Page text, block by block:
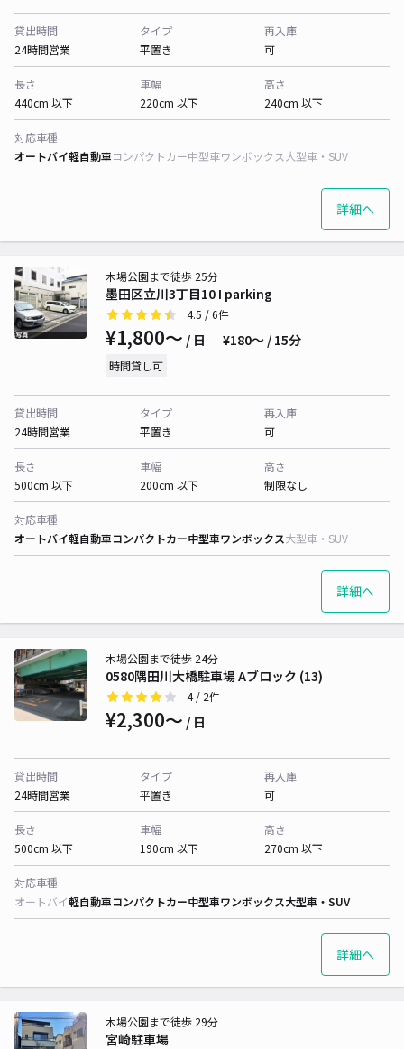
貸出時間
24時間営業
タイプ
平置き
再入庫
可
長さ
440cm 以下
車幅
220cm 以下
高さ
240cm 以下
対応車種
オートバイ軽自動車コンパクトカー中型車ワンボックス大型車・SUV
詳細へ
墨田区立川3丁目10 I parking
木場公園まで徒歩 25分
4.5 / 6件
¥1,800〜 / 日 ¥180〜 / 15分
時間貸し可
貸出時間
24時間営業
タイプ
平置き
再入庫
可
長さ
500cm 以下
車幅
200cm 以下
高さ
制限なし
対応車種
オートバイ軽自動車コンパクトカー中型車ワンボックス大型車・SUV
詳細へ
0580隅田川大橋駐車場 Aブロック (13)
木場公園まで徒歩 24分
4/ 2件
¥2,300〜 / 日
貸出時間
24時間営業
タイプ
平置き
再入庫
可
長さ
500cm 以下
車幅
190cm 以下
高さ
270cm 以下
対応車種
オートバイ軽自動車コンパクトカー中型車ワンボックス大型車・SUV
詳細へ
宮崎駐車場
木場公園まで徒歩 29分